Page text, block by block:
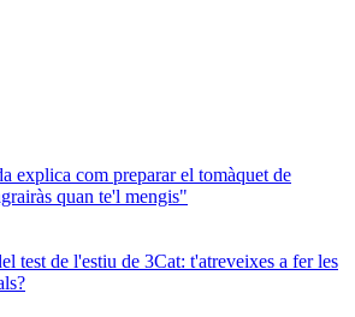
explica com preparar el tomàquet de
quan te'l mengis"
test de l'estiu de 3Cat: t'atreveixes a fer les